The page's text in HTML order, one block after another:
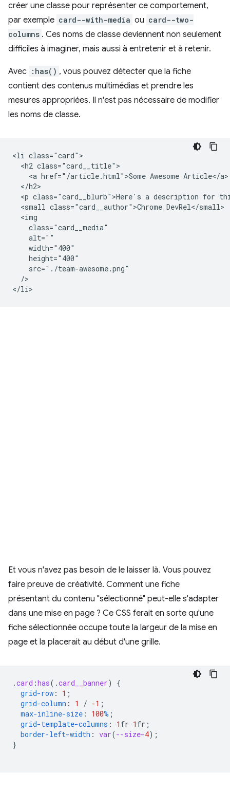
créer une classe pour représenter ce comportement,
par exemple card--with-media ou card--two-
columns . Ces noms de classe deviennent non seulement
difficiles à imaginer, mais aussi à entretenir et à retenir.
Avec :has() , vous pouvez détecter que la fiche
contient des contenus multimédias et prendre les
mesures appropriées. Il n'est pas nécessaire de modifier
les noms de classe.
<li class="card">
  <h2 class="card__title">
    <a href="/article.html">Some Awesome Article</a>
  </h2>
<p class="card__blurb">Here's a description for
  <small class="card__author">Chrome DevRel</small>
  <img
    class="card__media"
    alt=""
    width="400"
    height="400"
    src="./team-awesome.png"
  />
Et vous n'avez pas besoin de le laisser là. Vous pouvez
faire preuve de créativité. Comment une fiche
présentant du contenu "sélectionné" peut-elle s'adapter
dans une mise en page ? Ce CSS ferait en sorte qu'une
fiche sélectionnée occupe toute la largeur de la mise en
page et la placerait au début d'une grille.
.card :has( .card__banner)
{
grid-row : 1 ;
grid-column : 1 / -1 ;
max-inline-size : 100% ;
grid-template-columns : 1 fr 1 fr ;
border-left-width : var(--size-4);
}